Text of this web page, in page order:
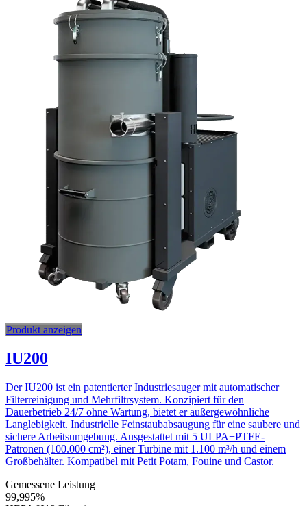
Produkt anzeigen
IU200
Der IU200 ist ein patentierter Industriesauger mit automatischer
Filterreinigung und Mehrfiltrsystem. Konzipiert für den
Dauerbetrieb 24/7 ohne Wartung, bietet er außergewöhnliche
Langlebigkeit. Industrielle Feinstaubabsaugung für eine saubere und
sichere Arbeitsumgebung. Ausgestattet mit 5 ULPA+PTFE-
Patronen (100.000 cm²), einer Turbine mit 1.100 m³/h und einem
Großbehälter. Kompatibel mit Petit Potam, Fouine und Castor.
Gemessene Leistung
99,995%